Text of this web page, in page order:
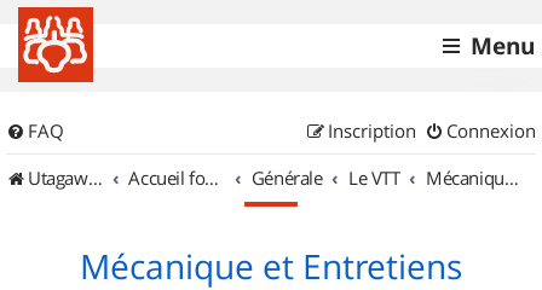
Menu
FAQ Connexion
Inscription
UtagawaVTT (Randos VTT et VTTAE avec traces GPS)
Accueil forum Générale Le VTT Mécanique et Entretiens
Mécanique et Entretiens